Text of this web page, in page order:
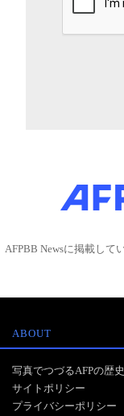
AFPBB Newsに掲載し
ABOUT
写真でつづるAFPの歴史
サイトポリシー
プライバシーポリシー